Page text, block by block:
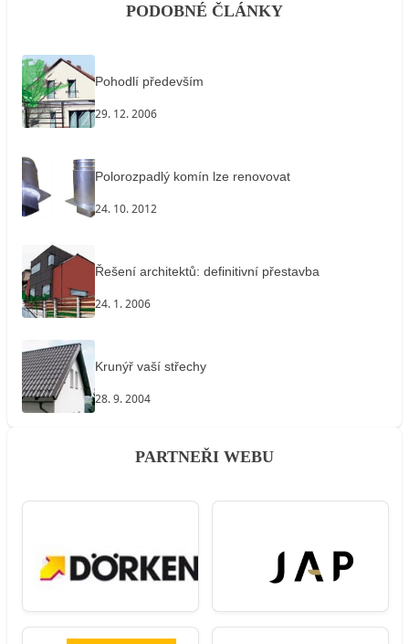
PODOBNÉ ČLÁNKY
Pohodlí především
29. 12. 2006
Polorozpadlý komín lze renovovat
24. 10. 2012
Řešení architektů: definitivní přestavba
24. 1. 2006
Krunýř vaší střechy
28. 9. 2004
PARTNEŘI WEBU